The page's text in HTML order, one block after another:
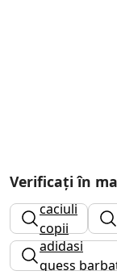
Verificați în
caciuli
copii
adidasi
guess